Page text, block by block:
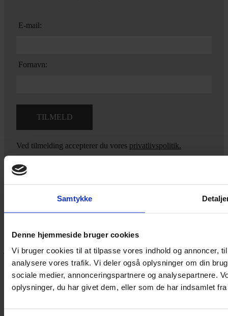
Samtykke
Denne hjemmeside bruger cookies
Vi bruger cookies til at tilpasse vores indhold og annoncer,
analysere vores trafik. Vi deler også oplysninger om din
sociale medier, annonceringspartnere og analysepartnere.
oplysninger, du har givet dem, eller som de har indsamlet
E-mail:
Fornavn:
Ved tilmelding accepterer du vores privatlivspolitik.
Hvis du bøvler med noget eller ønsker ny inspiration, så skriv til
mig eller kom forbi butikken på Vestergade 12 i Tønder. Så hjælper
jeg dig på vej.
Vestergade 12 6270, Tønder
60 51 96 50
post@yarneverywear.dk
CVR 43041649